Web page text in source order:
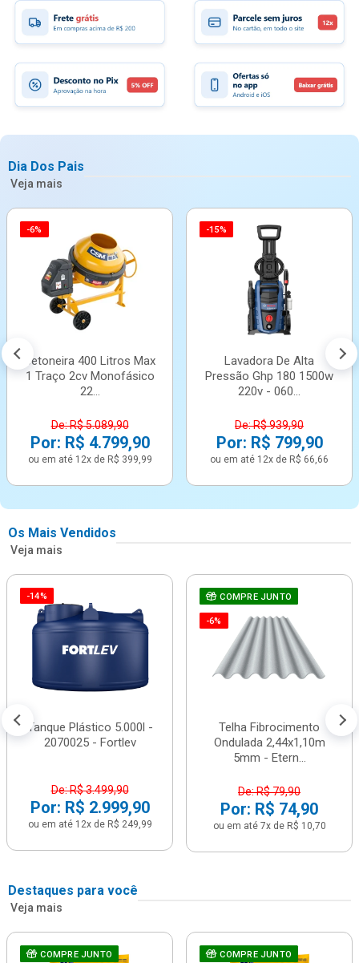
Dia Dos Pais
Veja mais
-6%
Betoneira 400 Litros Max
1 Traço 2cv Monofásico
22...
De: R$ 5.089,90
Por: R$ 4.799,90
ou em até 12x de R$ 399,99
-15%
Lavadora De Alta
Pressão Ghp 180 1500w
220v - 060...
De: R$ 939,90
Por: R$ 799,90
ou em até 12x de R$ 66,66
Os Mais Vendidos
Veja mais
-14%
Tanque Plástico 5.000l -
2070025 - Fortlev
De: R$ 3.499,90
Por: R$ 2.999,90
ou em até 12x de R$ 249,99
COMPRE JUNTO
-6%
Telha Fibrocimento
Ondulada 2,44x1,10m
5mm - Etern...
De: R$ 79,90
Por: R$ 74,90
ou em até 7x de R$ 10,70
Destaques para você
Veja mais
COMPRE JUNTO COMPRE JUNTO